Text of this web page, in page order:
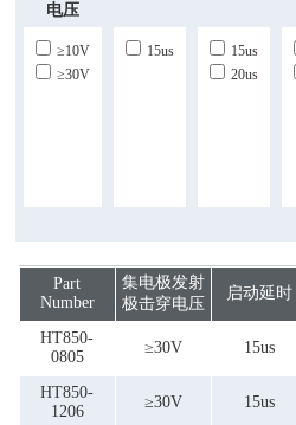
电压
≥10V
≥30V
15us
15us
20us
Part
Number
集电极发射
极击穿电压
启动延时
HT850-
0805
≥30V 15us
HT850-
1206
≥30V 15us